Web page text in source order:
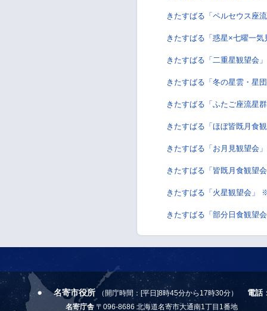
きたすばる「ペルセウス
きたすばる「惑星×七曜一
きたすばる「二重星観望
きたすばる「冬の星雲・
きたすばる「ふたご座流星
きたすばる「ほぼ皆既月
きたすばる「お月見観望会
きたすばる「皆既月食観望
きたすばる「火星観望会」
きたすばる「部分日食観望
名寄市役所 （開庁時間：[平日]8時45分から17時30分） 電話
名寄庁舎 〒096-8686 北海道名寄市大通南1丁目1番地